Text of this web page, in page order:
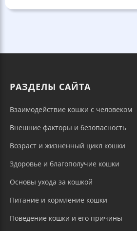
РАЗДЕЛЫ САЙТА
Взаимодействие кошки с человеком
Внешние факторы и безопасность
Возраст и жизненный цикл кошки
Здоровье и благополучие кошки
Основы ухода за кошкой
Питание и кормление кошки
Поведение кошки и его причины